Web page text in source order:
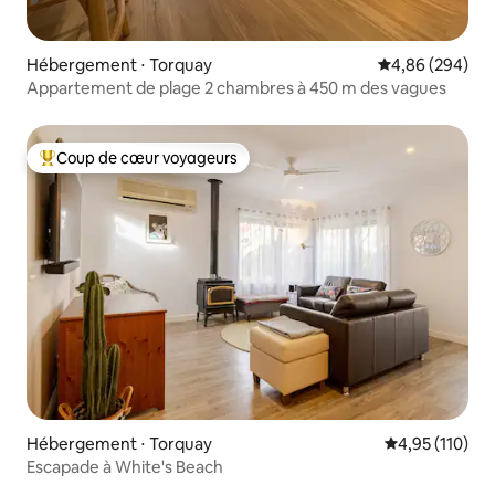
Hébergement ⋅ Torquay Évaluation
4,86 (294)
Appartement de plage 2 chambres à 450 m des vagues
Coups de cœur voyageurs les plus appréciés
Coup de cœur voyageurs
Hébergement ⋅ Torquay Évaluation
4,95 (110)
Escapade à White's Beach